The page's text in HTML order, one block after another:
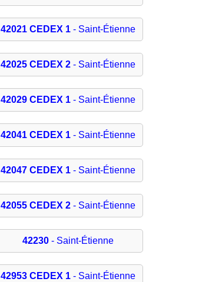
42021 CEDEX 1 - Saint-Étienne
42025 CEDEX 2 - Saint-Étienne
42029 CEDEX 1 - Saint-Étienne
42041 CEDEX 1 - Saint-Étienne
42047 CEDEX 1 - Saint-Étienne
42055 CEDEX 2 - Saint-Étienne
42230 - Saint-Étienne
42953 CEDEX 1 - Saint-Étienne